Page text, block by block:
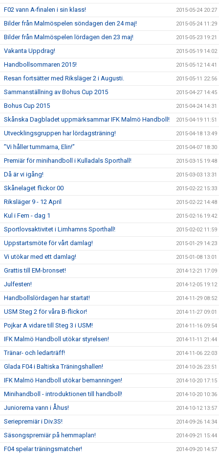
F02 vann A-finalen i sin klass! 2015-05-24 20:27
Bilder från Malmöspelen söndagen den 24 maj! 2015-05-24 11:29
Bilder från Malmöspelen lördagen den 23 maj! 2015-05-23 19:21
Vakanta Uppdrag! 2015-05-19 14:02
Handbollsommaren 2015! 2015-05-12 14:41
Resan fortsätter med Riksläger 2 i Augusti. 2015-05-11 22:56
Sammanställning av Bohus Cup 2015 2015-04-27 14:45
Bohus Cup 2015 2015-04-24 14:31
Skånska Dagbladet uppmärksammar IFK Malmö Handboll! 2015-04-19 11:51
Utvecklingsgruppen har lördagsträning! 2015-04-18 13:49
”Vi håller tummarna, Elin!” 2015-04-07 18:30
Premiär för minihandboll i Kulladals Sporthall! 2015-03-15 19:48
Då är vi igång! 2015-03-03 13:31
Skånelaget flickor 00 2015-02-22 15:33
Riksläger 9 - 12 April 2015-02-22 14:48
Kul i Fem - dag 1 2015-02-16 19:42
Sportlovsaktivitet i Limhamns Sporthall! 2015-02-02 11:59
Uppstartsmöte för vårt damlag! 2015-01-29 14:23
Vi utökar med ett damlag! 2015-01-08 13:01
Grattis till EM-bronset! 2014-12-21 17:09
Julfesten! 2014-12-05 19:12
Handbollslördagen har startat! 2014-11-29 08:52
USM Steg 2 för våra B-flickor! 2014-11-27 09:01
Pojkar A vidare till Steg 3 i USM! 2014-11-16 09:54
IFK Malmö Handboll utökar styrelsen! 2014-11-11 21:44
Tränar- och ledarträff! 2014-11-06 22:03
Glada F04 i Baltiska Träningshallen! 2014-10-26 23:51
IFK Malmö Handboll utökar bemanningen! 2014-10-20 17:15
Minihandboll - introduktionen till handboll! 2014-10-20 10:36
Juniorerna vann i Åhus! 2014-10-12 13:57
Seriepremiär i Div.3S! 2014-09-26 14:34
Säsongspremiär på hemmaplan! 2014-09-21 15:44
F04 spelar träningsmatcher! 2014-09-20 14:57